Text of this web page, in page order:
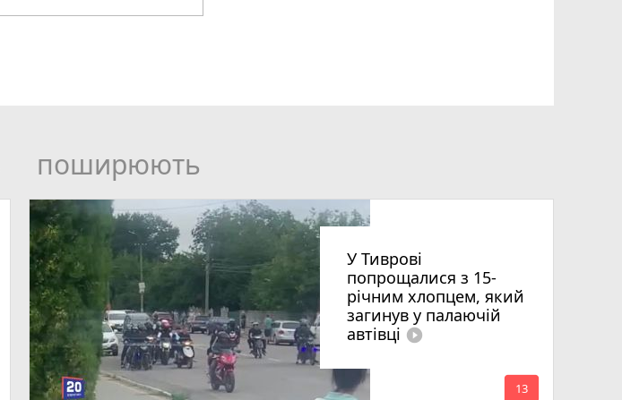
поширюють
У Тиврові
попрощалися з 15-
річним хлопцем, який
загинув у палаючій
автівці play_circle_filled
13